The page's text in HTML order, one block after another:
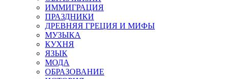
ИММИГРАЦИЯ
ПРАЗДНИКИ
ДРЕВНЯЯ ГРЕЦИЯ И МИФЫ
МУЗЫКА
КУХНЯ
ЯЗЫК
МОДА
ОБРАЗОВАНИЕ